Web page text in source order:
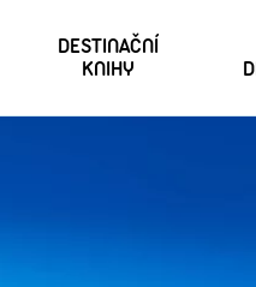
DESTINAČNÍ
KNIHY